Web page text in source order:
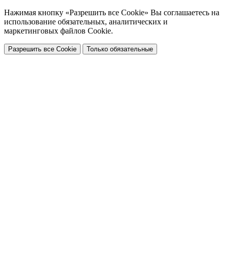
Нажимая кнопку «Разрешить все Cookie» Вы соглашаетесь на
использование обязательных, аналитических и
маркетинговых файлов Cookie.
Разрешить все Cookie Только обязательные